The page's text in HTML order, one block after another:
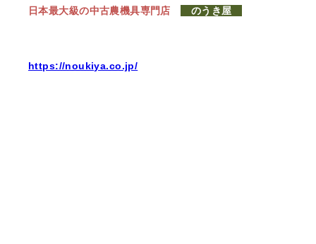
日本最大級の中古農機具専門店 のうき屋
https://noukiya.co.jp/